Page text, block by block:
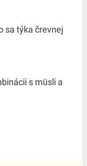
sa týka črevnej
s müsli a